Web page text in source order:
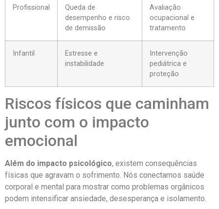
Profissional
Queda de
desempenho e risco
de demissão
Avaliação
ocupacional e
tratamento
Infantil
Estresse e
instabilidade
Intervenção
pediátrica e
proteção
Riscos físicos que caminham
junto com o impacto
emocional
Além do impacto psicológico, existem consequências
físicas que agravam o sofrimento. Nós conectamos saúde
corporal e mental para mostrar como problemas orgânicos
podem intensificar ansiedade, desesperança e isolamento.